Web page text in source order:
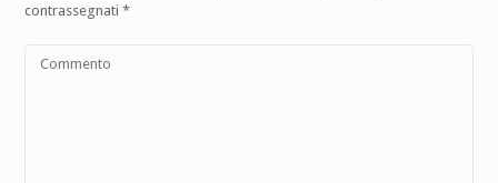
contrassegnati*